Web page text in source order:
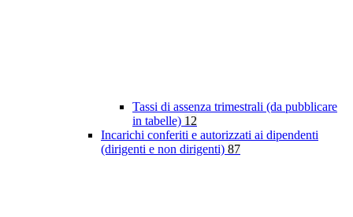
Tassi di assenza trimestrali (da pubblicare
in tabelle) 12
Incarichi conferiti e autorizzati ai dipendenti
(dirigenti e non dirigenti) 87